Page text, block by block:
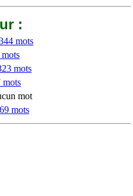
:
mots
mots
mots
mot
mots